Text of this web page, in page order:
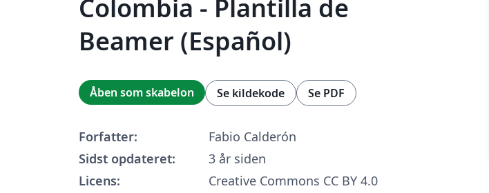
Colombia - Plantilla de
Beamer (Español)
Åben som skabelon Se kildekode Se PDF
Forfatter:
Fabio Calderón
Sidst opdateret:
3 år siden
Licens:
Creative Commons CC BY 4.0